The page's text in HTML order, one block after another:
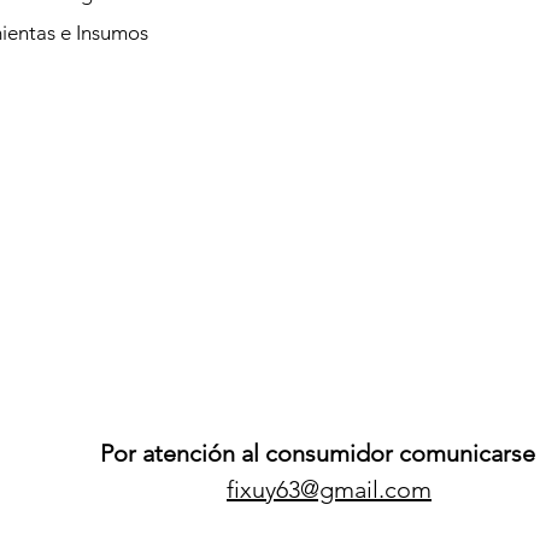
e Insumos
Por atención al consumidor comunicarse
fixuy63@gmail.com